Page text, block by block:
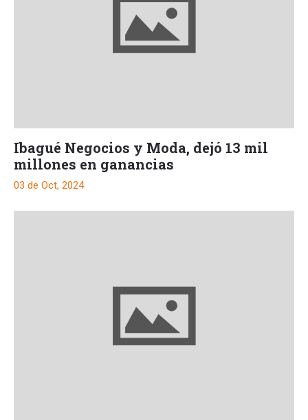
Ibagué Negocios y Moda, dejó 13 mil
millones en ganancias
03 de Oct, 2024